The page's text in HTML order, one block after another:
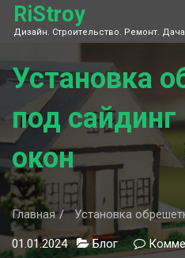
Skip
content
RiStroy
Дизайн. Строительство. Ремонт. Дача
Установка
под сайдинг
окон
Главная Установка
01.01.2024 Блог